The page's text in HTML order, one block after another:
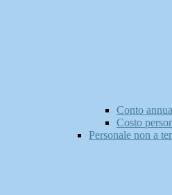
Conto
Costo
Personale non a